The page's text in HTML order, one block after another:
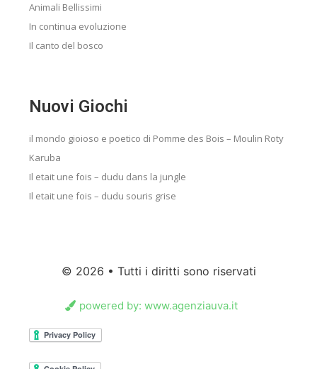
Animali Bellissimi
In continua evoluzione
Il canto del bosco
Nuovi Giochi
il mondo gioioso e poetico di Pomme des Bois – Moulin Roty
Karuba
Il etait une fois – dudu dans la jungle
Il etait une fois – dudu souris grise
© 2026 • Tutti i diritti sono riservati
powered by: www.agenziauva.it